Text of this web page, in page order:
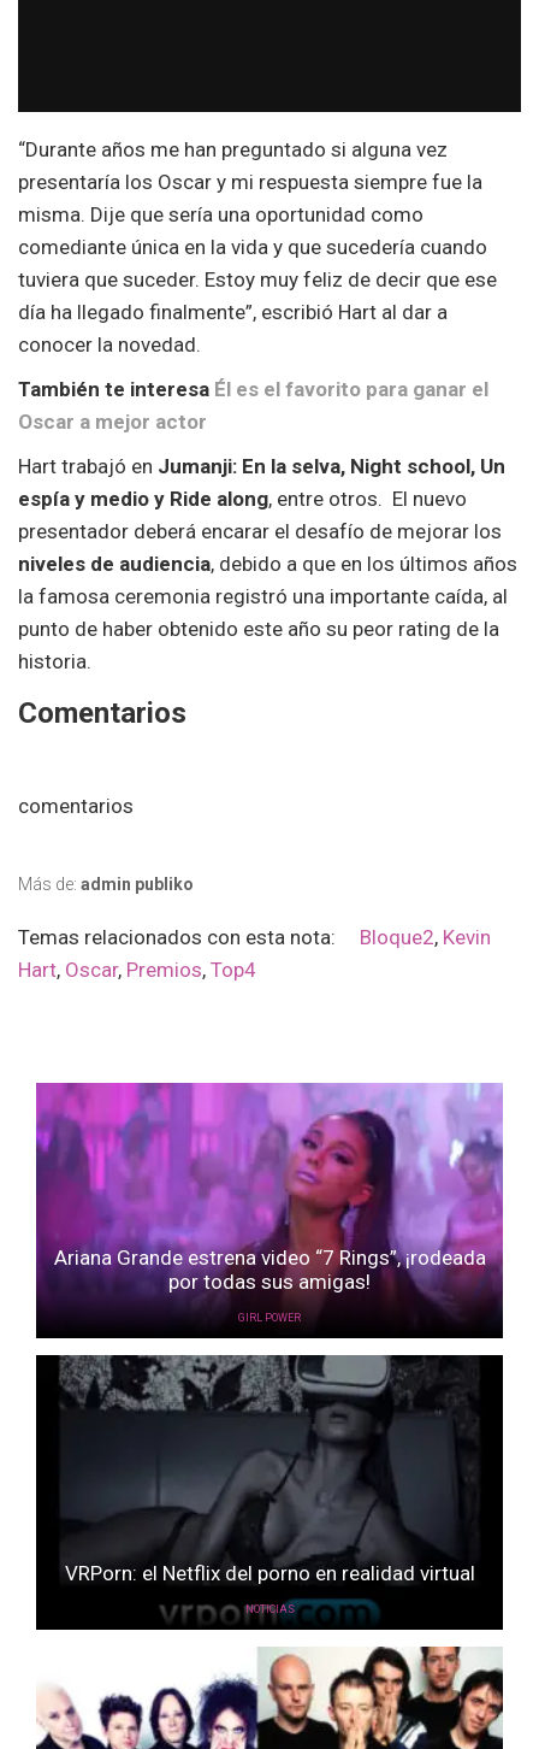
“Durante años me han preguntado si alguna vez
presentaría los Oscar y mi respuesta siempre fue la
misma. Dije que sería una oportunidad como
comediante única en la vida y que sucedería cuando
tuviera que suceder. Estoy muy feliz de decir que ese
día ha llegado finalmente”, escribió Hart al dar a
conocer la novedad.
También te interesa Él es el favorito para ganar el
Oscar a mejor actor
Hart trabajó en Jumanji: En la selva, Night school, Un
espía y medio y Ride along, entre otros. El nuevo
presentador deberá encarar el desafío de mejorar los
niveles de audiencia, debido a que en los últimos años
la famosa ceremonia registró una importante caída, al
punto de haber obtenido este año su peor rating de la
historia.
Comentarios
comentarios
Más de: admin publiko
Temas relacionados con esta nota: Bloque2, Kevin
Hart, Oscar, Premios, Top4
Ariana Grande estrena video “7 Rings”, ¡rodeada
por todas sus amigas!
GIRL POWER
VRPorn: el Netflix del porno en realidad virtual
NOTICIAS